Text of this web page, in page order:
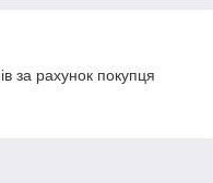
за рахунок покупця